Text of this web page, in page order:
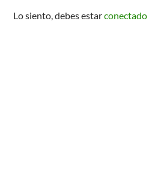
Lo siento, debes estarconectado